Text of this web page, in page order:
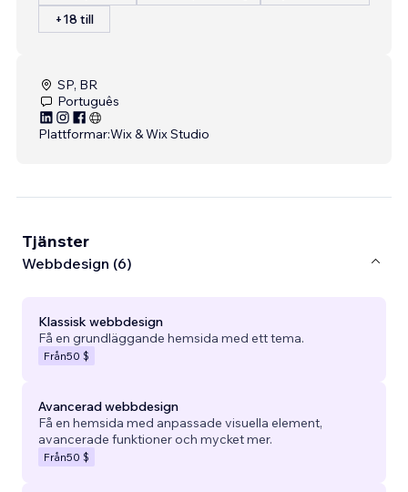
+18 till
SP, BR
Português
Plattformar:Wix & Wix Studio
Tjänster
Webbdesign (6)
Klassisk webbdesign
Få en grundläggande hemsida med ett tema.
Från50 $
Avancerad webbdesign
Få en hemsida med anpassade visuella element,
avancerade funktioner och mycket mer.
Från50 $